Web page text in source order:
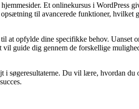
Et onlinekursus i WordPress
til avancerede funktioner, hvilket
at opfylde dine specifikke behov. Uanset
guide dig gennem de forskellige
i søgeresultaterne. Du vil lære, hvordan